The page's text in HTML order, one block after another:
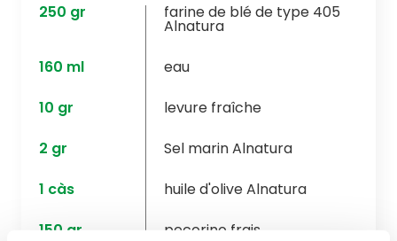
250 gr farine de blé de type 405
Alnatura
160 ml
eau
10 gr
levure fraîche
2 gr
Sel marin Alnatura
1 càs
huile d'olive Alnatura
150 gr
pecorino frais